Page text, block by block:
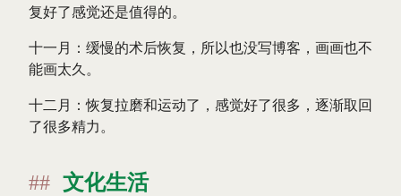
复好了感觉还是值得的。
十一月：缓慢的术后恢复，所以也没写博客，画画也不
能画太久。
十二月：恢复拉磨和运动了，感觉好了很多，逐渐取回
了很多精力。
文化生活